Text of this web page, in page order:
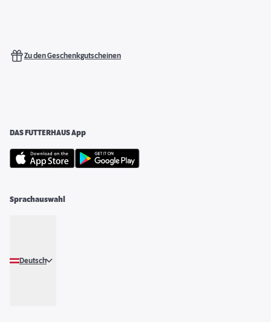
Zu den Geschenkgutscheinen
DAS FUTTERHAUS App
Sprachauswahl
Deutsch